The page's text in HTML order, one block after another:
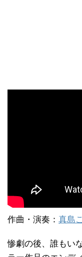
作曲・演奏： 真島
惨劇の後、誰もい